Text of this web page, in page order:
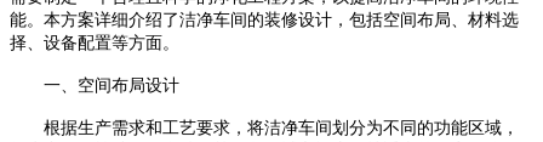
能。本方案详细介绍了洁净车间的装修设计，包括空间布局、材料选
择、设备配置等方面。
一、空间布局设计
根据生产需求和工艺要求，将洁净车间划分为不同的功能区域，